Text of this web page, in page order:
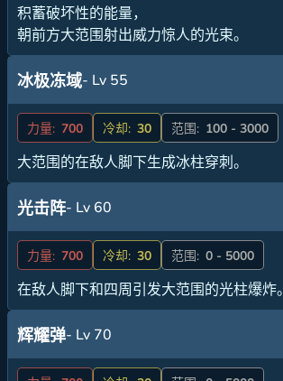
积蓄破坏性的能量，
朝前方大范围射出威力惊人的光束。
冰极冻域- Lv 55
力量: 700 冷却: 30 范围: 100 - 3000
大范围的在敌人脚下生成冰柱穿刺。
光击阵- Lv 60
力量: 700 冷却: 30 范围: 0 - 5000
在敌人脚下和四周引发大范围的光柱爆炸。
辉耀弹- Lv 70